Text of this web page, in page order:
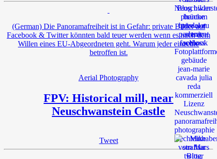
(German) Die Panoramafreiheit ist in Gefahr: private Bilder auf
Facebook & Twitter könnten bald teuer werden wenn es nach dem
Willen eines EU-Abgeordneten geht. Warum jeder einzelne
betroffen ist.
Aerial Photography
FPV: Historical mill, near
Neuschwanstein Castle
Tweet